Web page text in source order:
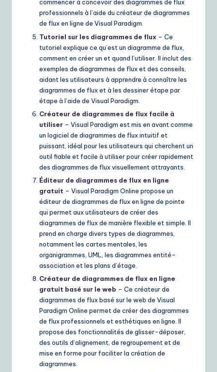
commencer à concevoir des diagrammes de flux
professionnels à l’aide du créateur de diagrammes
de flux en ligne de Visual Paradigm.
Tutoriel sur les diagrammes de flux – Ce
tutoriel explique ce qu’est un diagramme de flux,
comment en créer un et quand l’utiliser. Il inclut des
exemples de diagrammes de flux et des conseils,
aidant les utilisateurs à apprendre à connaître les
diagrammes de flux et à les dessiner étape par
étape à l’aide de Visual Paradigm.
Créateur de diagrammes de flux facile à
utiliser – Visual Paradigm est mis en avant comme
un logiciel de diagrammes de flux intuitif et
puissant, idéal pour les utilisateurs qui cherchent un
outil fiable et facile à utiliser pour créer rapidement
des diagrammes de flux visuellement attrayants.
Éditeur de diagrammes de flux en ligne
gratuit – Visual Paradigm Online propose un
éditeur de diagrammes de flux en ligne de pointe
qui permet aux utilisateurs de créer des
diagrammes de flux de manière flexible et simple. Il
prend en charge divers types de diagrammes,
notamment les cartes mentales, les
organigrammes, UML, les diagrammes entité-
association et les plans d’étage.
Créateur de diagrammes de flux en ligne
gratuit basé sur le web – Ce créateur de
diagrammes de flux basé sur le web de Visual
Paradigm Online permet de créer des diagrammes
de flux professionnels et esthétiques en ligne. Il
propose des fonctionnalités de glisser-déposer,
des outils d’alignement, de regroupement et de
mise en forme pour faciliter la création de
diagrammes.